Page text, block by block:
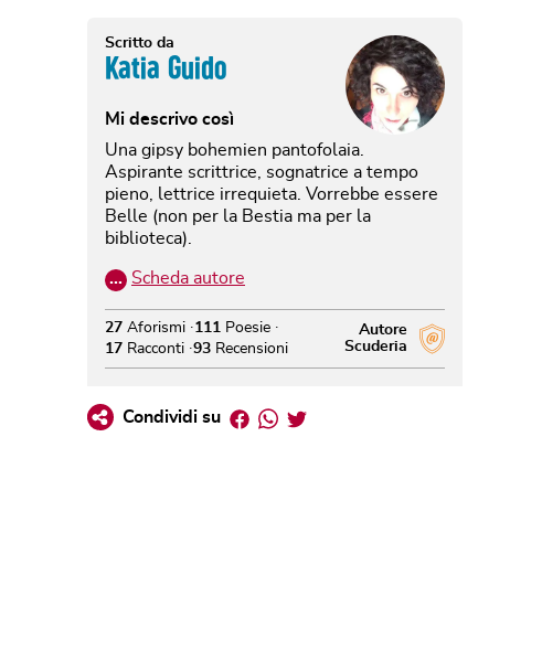
Scritto da
Katia Guido
Mi descrivo così
Una gipsy bohemien pantofolaia.
Aspirante scrittrice, sognatrice a tempo
pieno, lettrice irrequieta. Vorrebbe essere
Belle (non per la Bestia ma per la
biblioteca).
… Scheda autore
Autore
Scuderia
27 Aforismi 111
Poesie
17 Racconti 93 Recensioni
Condividi su Facebook
Whatsapp
Twitter